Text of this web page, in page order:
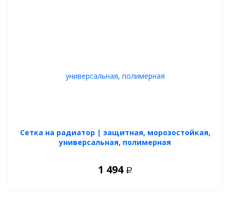
Cетка на радиатор | защитная, морозостойкая,
универсальная, полимерная
1 494 Р